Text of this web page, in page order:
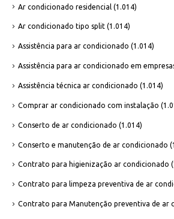
Ar condicionado residencial (1.014)
Ar condicionado tipo split (1.014)
Assistência para ar condicionado (1.014)
Assistência para ar condicionado em
Assistência técnica ar condicionado (1.014)
Comprar ar condicionado com instalação
Conserto de ar condicionado (1.014)
Conserto e manutenção de ar condicionado
Contrato para higienização ar condicionado
Contrato para limpeza preventiva de ar
Contrato para Manutenção preventiva de ar